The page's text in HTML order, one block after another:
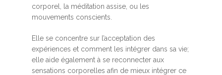
corporel, la méditation assise, ou les
mouvements conscients.
Elle se concentre sur l’acceptation des
expériences et comment les intégrer dans sa vie;
elle aide également à se reconnecter aux
sensations corporelles afin de mieux intégrer ce